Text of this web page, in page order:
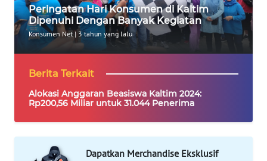
Peringatan Hari Konsumen di Kaltim
Dipenuhi Dengan Banyak Kegiatan
Konsumen Net| 3 tahun yang lalu
Berita Terkait
Alokasi Anggaran Beasiswa Kaltim 2024:
Rp200,56 Miliar untuk 31.044 Penerima
Dapatkan Merchandise Eksklusif
BERITA
BPKN
BPSK
HAK &
KEWAJIBAN
KONSUMEN